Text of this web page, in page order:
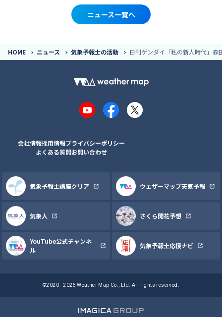
ニュース一覧へ
HOME ニュース 気象予報士の活動 日刊ゲンダイ「私の新人時代」森
YouTubeFacebook
X
会社情報採用情報プライバシーポリシー
よくある質問お問い合わせ
気象予報士講座クリア ウェザーマップ天気予報
気象人 さくら開花予想
YouTube公式チャンネ
ル
気象予報士応援ナビ
©2020 - 2026 Weather Map Co., Ltd. All rights reserved.